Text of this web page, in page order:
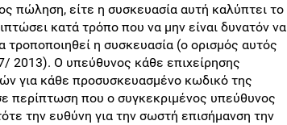
πώληση, είτε η συσκευασία αυτή καλύπτει το
κατά τρόπο που να μην είναι δυνατόν να
τροποποιηθεί η συσκευασία (ο ορισμός αυτός
2013). Ο υπεύθυνος κάθε επιχείρησης
για κάθε προσυσκευασμένο κωδικό της
περίπτωση που ο συγκεκριμένος υπεύθυνος
την ευθύνη για την σωστή επισήμανση την